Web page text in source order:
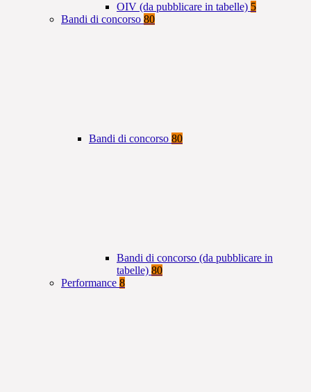
OIV (da pubblicare in tabelle) 5
Bandi di concorso 80
Bandi di concorso 80
Bandi di concorso (da pubblicare in
tabelle) 80
Performance 8